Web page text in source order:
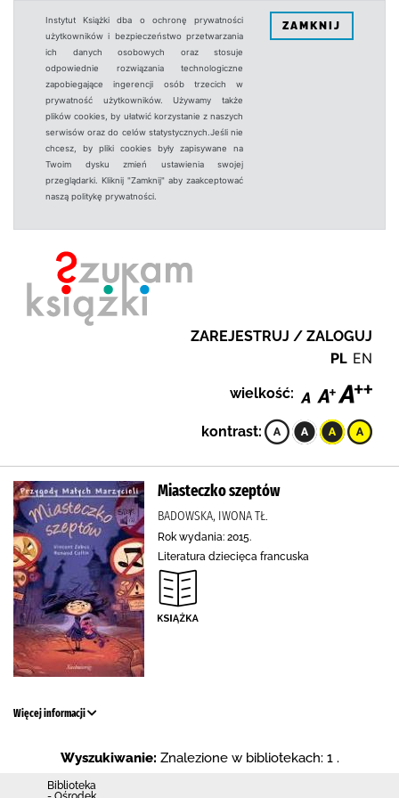
Instytut Książki dba o ochronę prywatności
użytkowników i bezpieczeństwo przetwarzania
ich danych osobowych oraz stosuje
odpowiednie rozwiązania technologiczne
zapobiegające ingerencji osób trzecich w
prywatność użytkowników. Używamy także
plików cookies, by ułatwić korzystanie z naszych
serwisów oraz do celów statystycznych.Jeśli nie
chcesz, by pliki cookies były zapisywane na
Twoim dysku zmień ustawienia swojej
przeglądarki. Kliknij "Zamknij" aby zaakceptować
naszą politykę prywatności.
ZAMKNIJ
ZAREJESTRUJ / ZALOGUJ
PL EN
wielkość:
kontrast:
Miasteczko szeptów
BADOWSKA, IWONA TŁ.
Rok wydania: 2015.
Literatura dziecięca francuska
Więcej informacji
Wyszukiwanie: Znalezione w bibliotekach: 1 .
Biblioteka